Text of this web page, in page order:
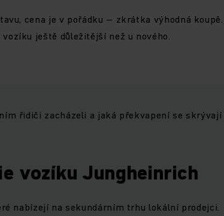
cena je v pořádku – zkrátka výhodná koupě.
ještě důležitější než u nového.
řidiči zacházeli a jaká překvapení se skrývají
vozíku Jungheinrich
nabízejí na sekundárním trhu lokální prodejci.